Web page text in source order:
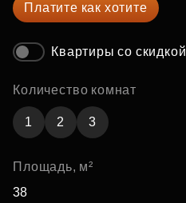
Платите как хотите
Квартиры со скидкой
Количество комнат
1 2 3
Площадь, м²